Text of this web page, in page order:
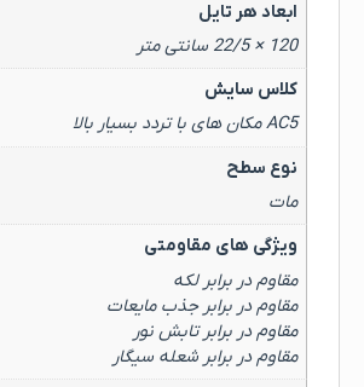
ابعاد هر تایل
120 × 22/5 سانتی متر
کلاس سایش
AC5 مکان های با تردد بسیار بالا
نوع سطح
مات
ویژگی های مقاومتی
مقاوم در برابر لکه
مقاوم در برابر جذب مایعات
مقاوم در برابر تابش نور
مقاوم در برابر شعله سیگار